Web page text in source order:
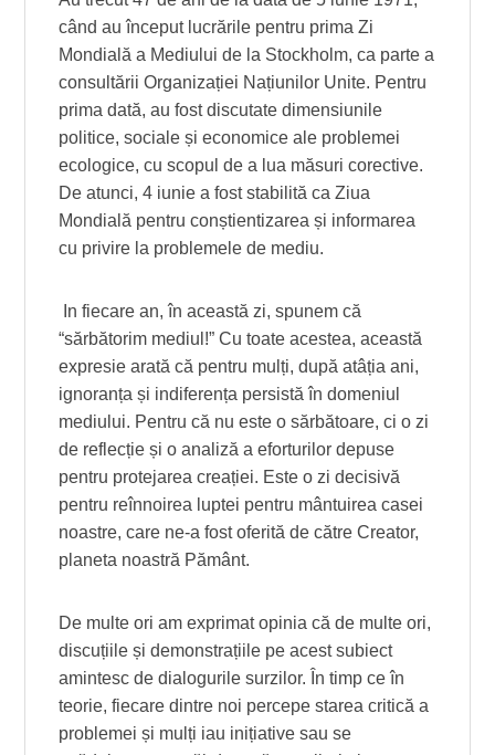
când au început lucrările pentru prima Zi
Mondială a Mediului de la Stockholm, ca parte a
consultării Organizației Națiunilor Unite. Pentru
prima dată, au fost discutate dimensiunile
politice, sociale și economice ale problemei
ecologice, cu scopul de a lua măsuri corective.
De atunci, 4 iunie a fost stabilită ca Ziua
Mondială pentru conștientizarea și informarea
cu privire la problemele de mediu.
In fiecare an, în această zi, spunem că
“sărbătorim mediul!” Cu toate acestea, această
expresie arată că pentru mulți, după atâția ani,
ignoranța și indiferența persistă în domeniul
mediului. Pentru că nu este o sărbătoare, ci o zi
de reflecție și o analiză a eforturilor depuse
pentru protejarea creației. Este o zi decisivă
pentru reînnoirea luptei pentru mântuirea casei
noastre, care ne-a fost oferită de către Creator,
planeta noastră Pământ.
De multe ori am exprimat opinia că de multe ori,
discuțiile și demonstrațiile pe acest subiect
amintesc de dialogurile surzilor. În timp ce în
teorie, fiecare dintre noi percepe starea critică a
problemei și mulți iau inițiative sau se